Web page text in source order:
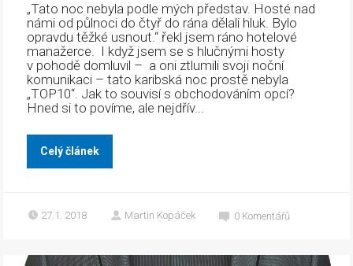
„Tato noc nebyla podle mých představ. Hosté nad
námi od půlnoci do čtyř do rána dělali hluk. Bylo
opravdu těžké usnout.“ řekl jsem ráno hotelové
manažerce. I když jsem se s hlučnými hosty
v pohodě domluvil – a oni ztlumili svoji noční
komunikaci – tato karibská noc prostě nebyla
„TOP10“. Jak to souvisí s obchodováním opcí?
Hned si to povíme, ale nejdřív...
Celý článek
27.1. 2018 Martin Kopáček 0 Komentářů